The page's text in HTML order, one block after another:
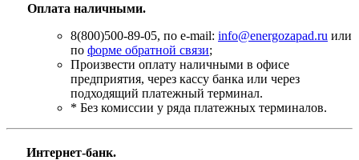
Оплата наличными.
8(800)500-89-05, по e-mail: info@energozapad.ru или
по форме обратной связи;
Произвести оплату наличными в офисе
предприятия, через кассу банка или через
подходящий платежный терминал.
* Без комиссии у ряда платежных терминалов.
Интернет-банк.